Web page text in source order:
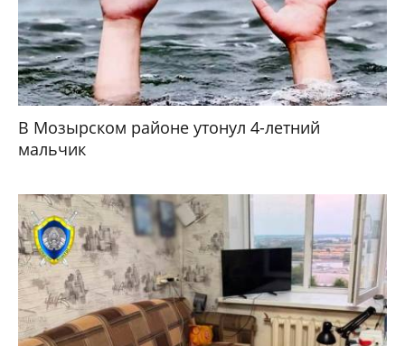
В Мозырском районе утонул 4-летний
мальчик